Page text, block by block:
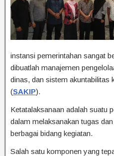
instansi pemerintahan sangat
dibuatlah manajemen
dinas, dan sistem akuntabilitas
(SAKIP).
Ketatalaksanaan adalah suatu
dalam melaksanakan tugas
berbagai bidang kegiatan.
Salah satu komponen yang